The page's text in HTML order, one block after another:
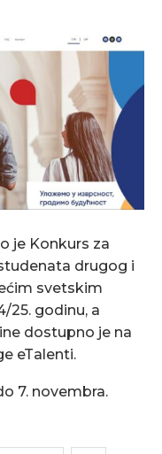
je Konkurs za
drugog i
svetskim
25. godinu, a
dostupno je na
eTalenti.
7. novembra.